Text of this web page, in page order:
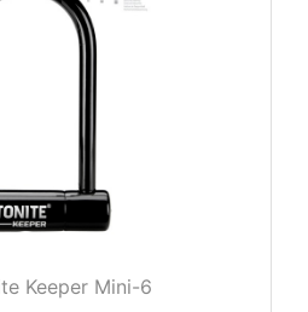
Keeper Mini-6